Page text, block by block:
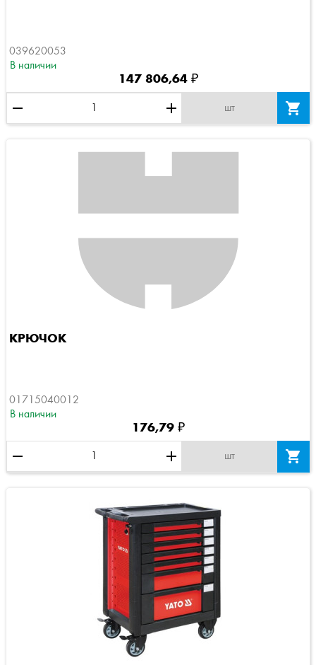
039620053
В наличии
147 806,64 ₽
remove add шт 
КРЮЧОК
01715040012
В наличии
176,79 ₽
remove add шт 